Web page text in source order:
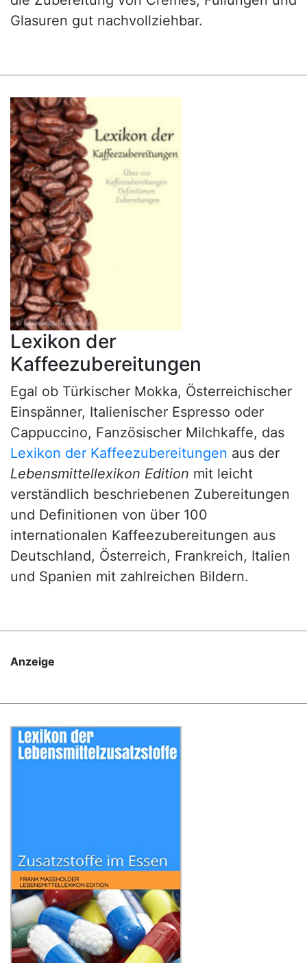
Glasuren gut nachvollziehbar.
Lexikon der
Kaffeezubereitungen
Egal ob Türkischer Mokka, Österreichischer
Einspänner, Italienischer Espresso oder
Cappuccino, Fanzösischer Milchkaffe, das
Lexikon der Kaffeezubereitungen aus der
Lebensmittellexikon Edition mit leicht
verständlich beschriebenen Zubereitungen
und Definitionen von über 100
internationalen Kaffeezubereitungen aus
Deutschland, Österreich, Frankreich, Italien
und Spanien mit zahlreichen Bildern.
Anzeige